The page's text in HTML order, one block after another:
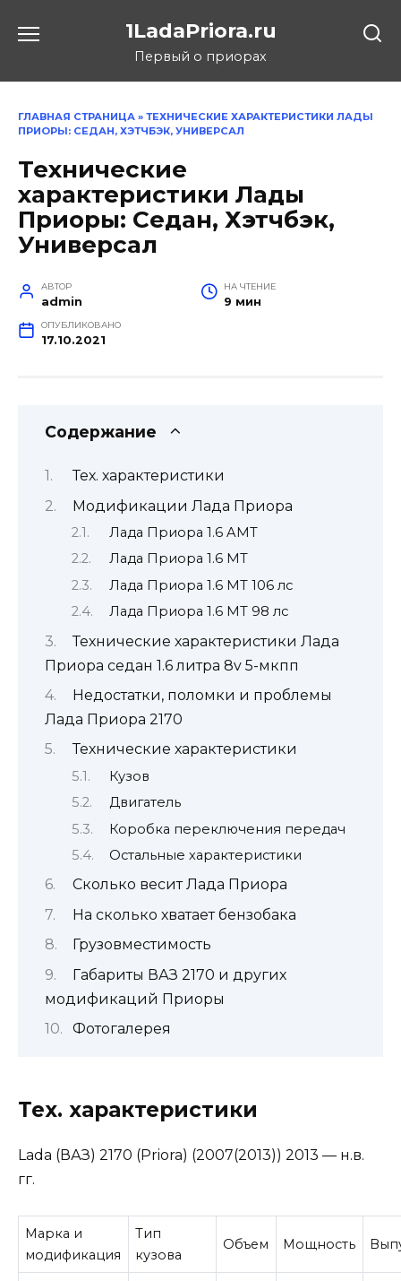
1LadaPriora.ru
Первый о приорах
ГЛАВНАЯ СТРАНИЦА » ТЕХНИЧЕСКИЕ ХАРАКТЕРИСТИКИ ЛАДЫ
ПРИОРЫ: СЕДАН, ХЭТЧБЭК, УНИВЕРСАЛ
Технические
характеристики Лады
Приоры: Седан, Хэтчбэк,
Универсал
АВТОР
admin
НА ЧТЕНИЕ
9 мин
ОПУБЛИКОВАНО
17.10.2021
Содержание
Тех. характеристики
Модификации Лада Приора
Лада Приора 1.6 AMT
Лада Приора 1.6 MT
Лада Приора 1.6 MT 106 лс
Лада Приора 1.6 MT 98 лс
Технические характеристики Лада
Приора седан 1.6 литра 8v 5-мкпп
Недостатки, поломки и проблемы
Лада Приора 2170
Технические характеристики
Кузов
Двигатель
Коробка переключения передач
Остальные характеристики
Сколько весит Лада Приора
На сколько хватает бензобака
Грузовместимость
Габариты ВАЗ 2170 и других
модификаций Приоры
Фотогалерея
Тех. характеристики
Lada (ВАЗ) 2170 (Priora) (2007(2013)) 2013 — н.в.
гг.
Марка и
модификация
Тип
кузова
Объем Мощность